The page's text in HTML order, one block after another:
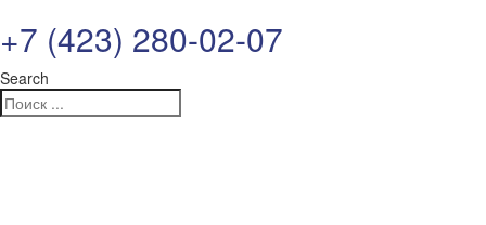
+7 (423) 280-02-07
Search